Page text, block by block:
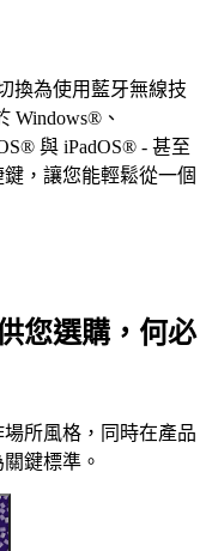
換為使用藍牙無線技
Windows®、
與 iPadOS® - 甚至
，讓您能輕鬆從一個
您選購，何必
所風格，同時在產品
鍵標準。